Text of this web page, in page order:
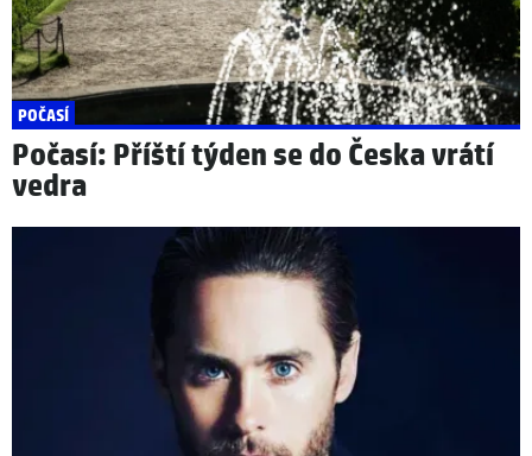
POČASÍ
Počasí: Příští týden se do Česka vrátí
vedra